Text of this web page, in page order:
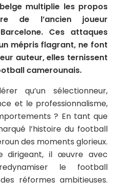
multiplie les propos
de l’ancien joueur
Ces attaques
mépris flagrant, ne font
auteur, elles ternissent
camerounais.
qu’un sélectionneur,
et le professionnalisme,
? En tant que
l’histoire du football
des moments glorieux.
dirigeant, il œuvre avec
le football
réformes ambitieuses.